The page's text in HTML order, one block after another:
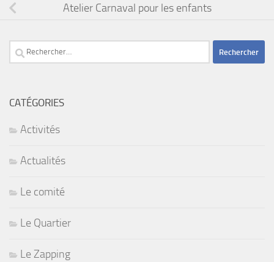
Atelier Carnaval pour les enfants
Rechercher :
CATÉGORIES
Activités
Actualités
Le comité
Le Quartier
Le Zapping